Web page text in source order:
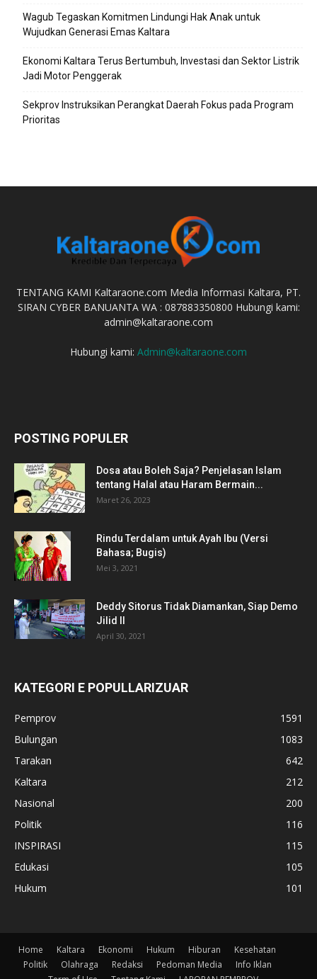
Wagub Tegaskan Komitmen Lindungi Hak Anak untuk
Wujudkan Generasi Emas Kaltara
Ekonomi Kaltara Terus Bertumbuh, Investasi dan Sektor Listrik
Jadi Motor Penggerak
Sekprov Instruksikan Perangkat Daerah Fokus pada Program
Prioritas
TENTANG KAMI Kaltaraone.com Media Informasi Kaltara, PT.
SIRAN CYBER BANUANTA WA : 087883350800 Hubungi kami:
admin@kaltaraone.com
Hubungi kami: Admin@kaltaraone.com
POSTING POPULER
Dosa atau Boleh Saja? Penjelasan Islam
tentang Halal atau Haram Bermain...
Maret 26, 2023
Rindu Terdalam untuk Ayah Ibu (Versi
Bahasa; Bugis)
Mei 3, 2021
Deddy Sitorus Tidak Diamankan, Siap Demo
Jilid II
April 30, 2021
KATEGORI E POPULLARIZUAR
Pemprov
1591
Bulungan
1083
Tarakan
642
Kaltara
212
Nasional
200
Politik
116
INSPIRASI
115
Edukasi
105
Hukum
101
Home Kaltara Ekonomi Hukum Hiburan
Kesehatan
Politik
Olahraga Redaksi Pedoman Media
Info Iklan